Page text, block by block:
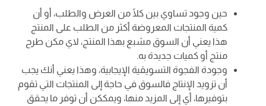
حين وجود تساوي بين كلًا من العرض والطلب، أو أن
كمية المنتجات المعروضة أكثر من الطلب على المنتج
هذا يعني أن السوق مشبع بهذا المنتج، لاي مكن طرح
منتج أو كميات جديدة به.
وجودة الفجوة التسويقية الإيجابية، وهذا يعني أنك يجب
أن تزويد الإنتاج فالسوق في حاجة إلى المنتجات التي تقوم
بتوفيرها، أي إلى المزيد منها، ويمككن أن توفر ما يحقق